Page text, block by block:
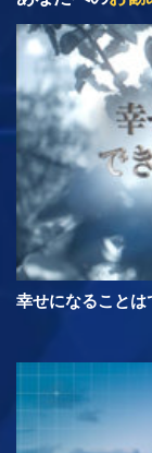
幸せになること